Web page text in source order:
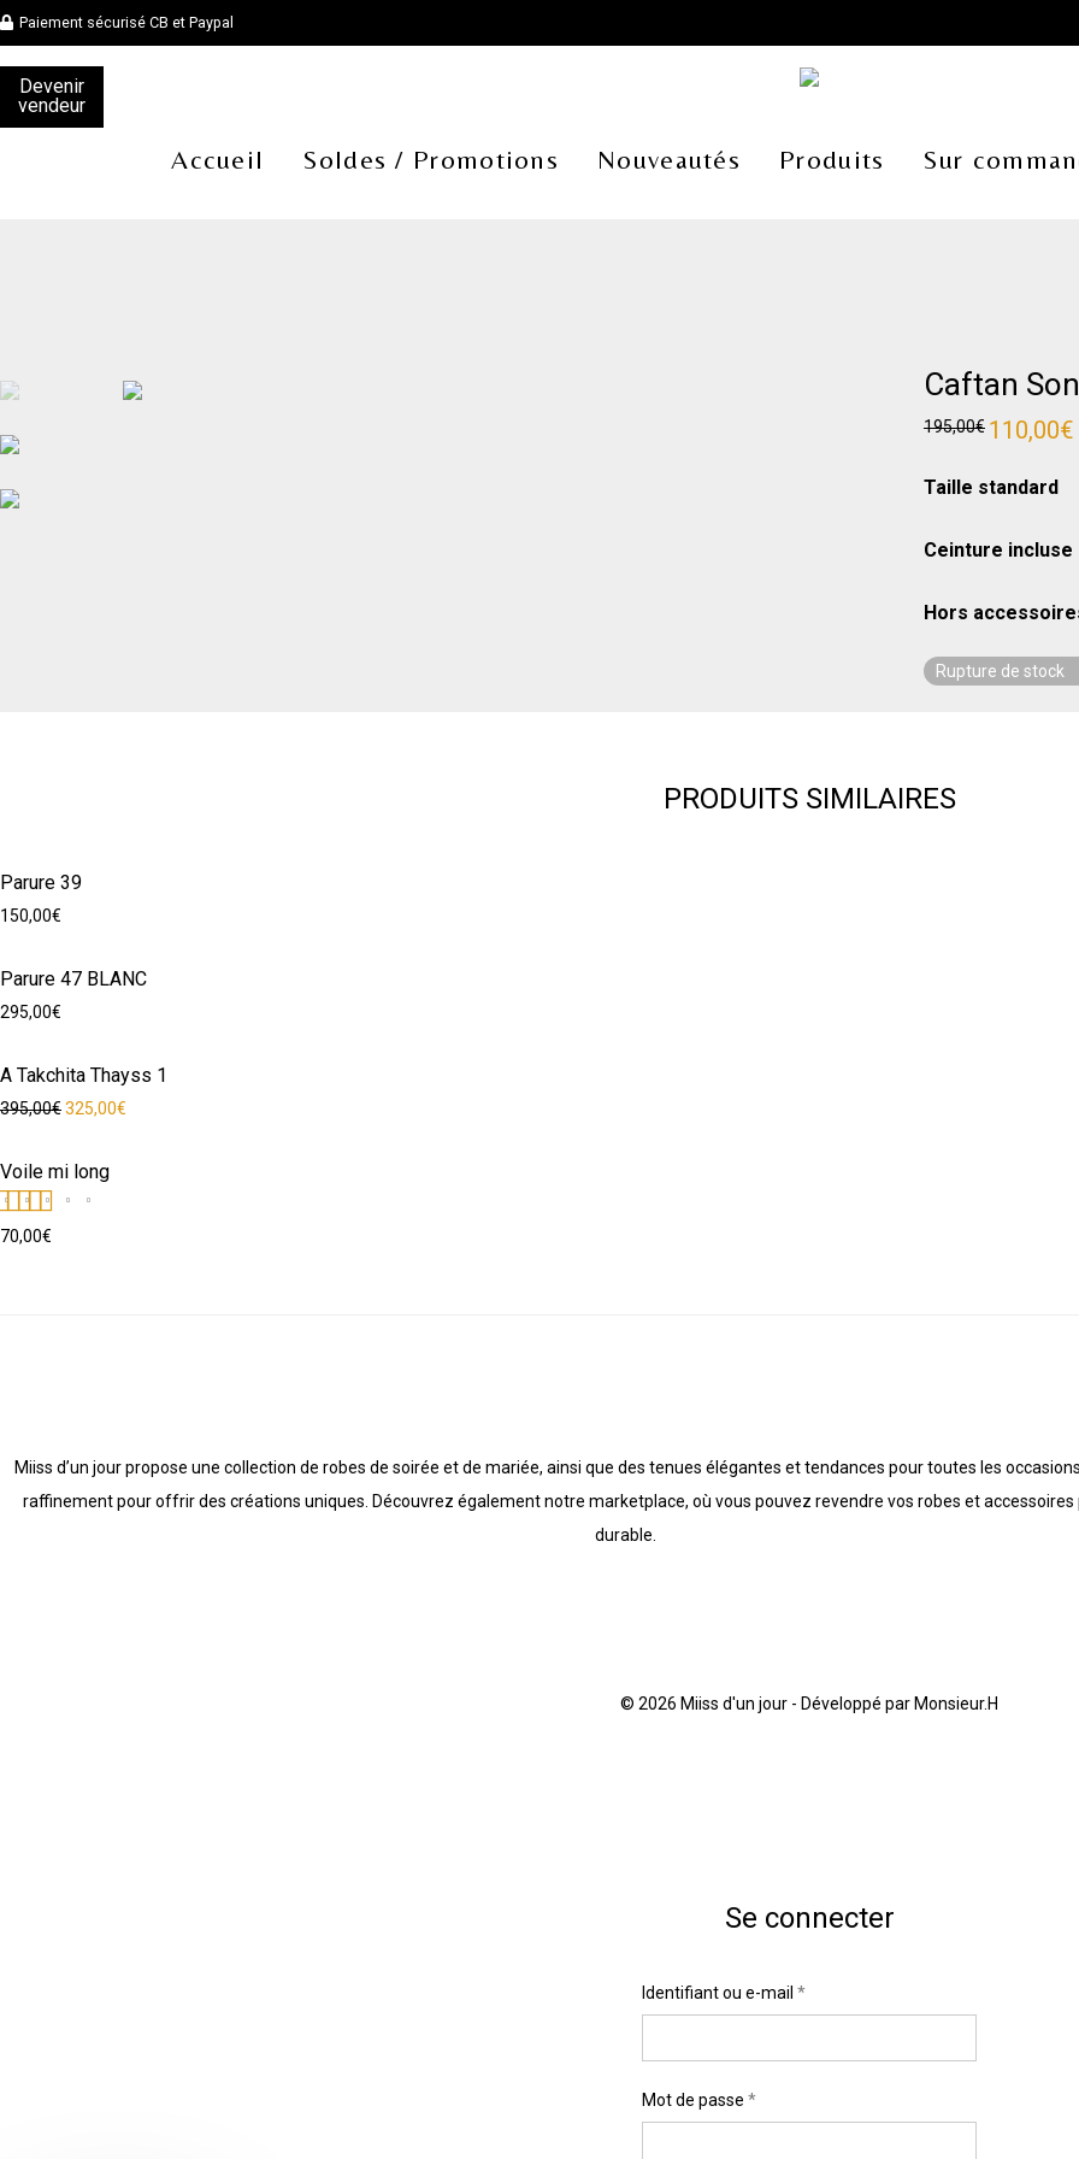
Paiement sécurisé CB et Paypal
Devenir
vendeur
Accueil Soldes / Promotions Nouveautés Produits Sur
Caftan
195,00€ Le
prix
était :
195,00€.
110,00€
Taille standard
Ceinture incluse
Hors
Rupture de stock
PRODUITS SIMILAIRES
Parure 39
150,00€
Parure 47 BLANC
295,00€
A Takchita Thayss 1
395,00€Le prix initial était : 395,00€.
325,00€
Voile mi long
5.00
70,00€
Miiss d’un jour propose une collection de robes de soirée et de mariée, ainsi que des tenues élégantes et tendances pour toutes les
raffinement pour offrir des créations uniques. Découvrez également notre marketplace, où vous pouvez revendre vos robes et accessoires
durable.
© 2026 Miiss d'un jour - Développé par Monsieur.H
Se connecter
Identifiant ou e-mail *
Mot de passe *
Identifiant*
E-mail *